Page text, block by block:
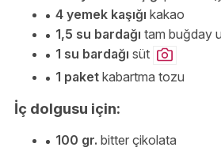
4 yemek kaşığı kakao
1,5 su bardağı tam buğday
1 su bardağı süt
1 paket kabartma tozu
İç dolgusu için:
100 gr. bitter çikolata